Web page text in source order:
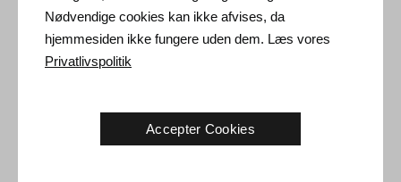
moder, 1986.
81 x 100 cm
16.500DKK
1992.
110 x 86 cm
13.000DKK
Nødvendige cookies kan ikke afvises, da
hjemmesiden ikke fungere uden dem. Læs vores
Privatlivspolitik
Accepter Cookies